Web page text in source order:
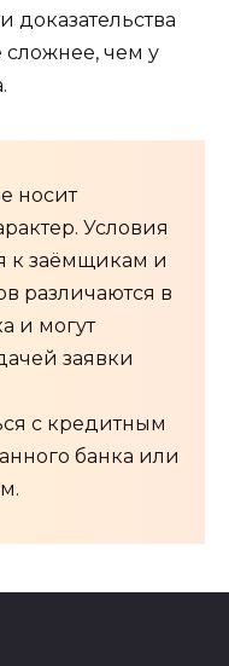
доказательства
сложнее, чем у
носит
Условия
к заёмщикам и
различаются в
и могут
заявки
с кредитным
банка или